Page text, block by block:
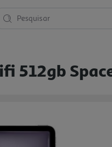
Pesquisar
512gb